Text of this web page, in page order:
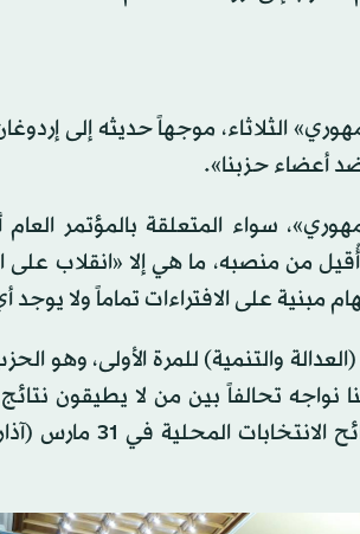
الثلاثاء، موجهاً حديثه إلى
أعضاء حزبنا».
سواء المتعلقة بالمؤتمر
من منصبه، ما هي إلا «انقلاب
مبنية على الافتراءات تماماً ولا يوجد
والتنمية) للمرة الأولى، وهو